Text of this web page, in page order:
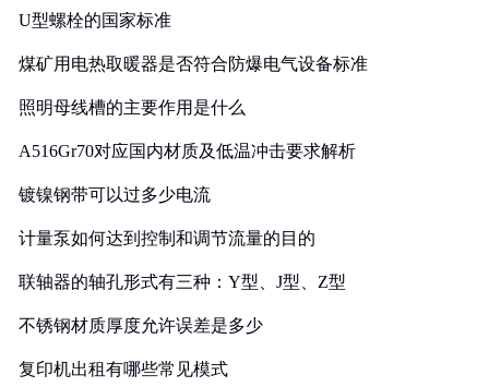
U型螺栓的国家标准
煤矿用电热取暖器是否符合防爆电气设备标准
照明母线槽的主要作用是什么
A516Gr70对应国内材质及低温冲击要求解析
镀镍钢带可以过多少电流
计量泵如何达到控制和调节流量的目的
联轴器的轴孔形式有三种：Y型、J型、Z型
不锈钢材质厚度允许误差是多少
复印机出租有哪些常见模式